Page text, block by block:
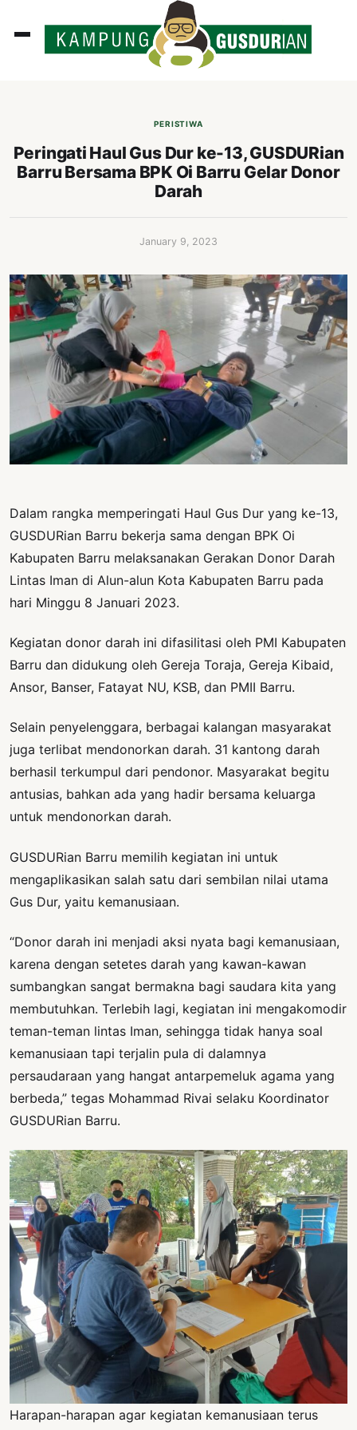
PERISTIWA
Peringati Haul Gus Dur ke-13, GUSDURian
Barru Bersama BPK Oi Barru Gelar Donor
Darah
January 9, 2023
Dalam rangka memperingati Haul Gus Dur yang ke-13,
GUSDURian Barru bekerja sama dengan BPK Oi
Kabupaten Barru melaksanakan Gerakan Donor Darah
Lintas Iman di Alun-alun Kota Kabupaten Barru pada
hari Minggu 8 Januari 2023.
Kegiatan donor darah ini difasilitasi oleh PMI Kabupaten
Barru dan didukung oleh Gereja Toraja, Gereja Kibaid,
Ansor, Banser, Fatayat NU, KSB, dan PMII Barru.
Selain penyelenggara, berbagai kalangan masyarakat
juga terlibat mendonorkan darah. 31 kantong darah
berhasil terkumpul dari pendonor. Masyarakat begitu
antusias, bahkan ada yang hadir bersama keluarga
untuk mendonorkan darah.
GUSDURian Barru memilih kegiatan ini untuk
mengaplikasikan salah satu dari sembilan nilai utama
Gus Dur, yaitu kemanusiaan.
“Donor darah ini menjadi aksi nyata bagi kemanusiaan,
karena dengan setetes darah yang kawan-kawan
sumbangkan sangat bermakna bagi saudara kita yang
membutuhkan. Terlebih lagi, kegiatan ini mengakomodir
teman-teman lintas Iman, sehingga tidak hanya soal
kemanusiaan tapi terjalin pula di dalamnya
persaudaraan yang hangat antarpemeluk agama yang
berbeda,” tegas Mohammad Rivai selaku Koordinator
GUSDURian Barru.
Harapan-harapan agar kegiatan kemanusiaan terus